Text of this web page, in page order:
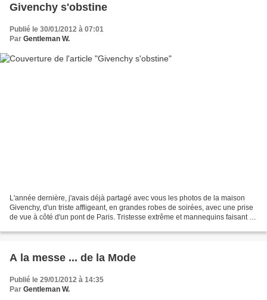
Givenchy s'obstine
Publié le 30/01/2012 à 07:01
Par Gentleman W.
L'année dernière, j'avais déjà partagé avec vous les photos de la maison
Givenchy, d'un triste affligeant, en grandes robes de soirées, avec une prise
de vue à côté d'un pont de Paris. Tristesse extrême et mannequins faisant la
A la messe ... de la Mode
Publié le 29/01/2012 à 14:35
Par Gentleman W.